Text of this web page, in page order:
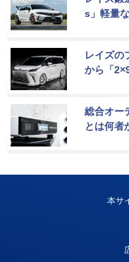
s」軽量
レイズの
から「
総合オー
とは何者
本サ